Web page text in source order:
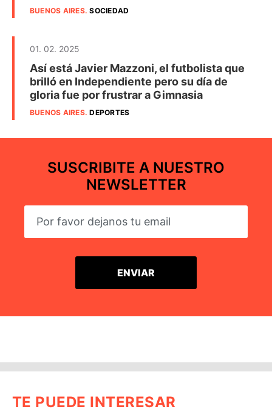
BUENOS AIRES.SOCIEDAD
01. 02. 2025
Así está Javier Mazzoni, el futbolista que
brilló en Independiente pero su día de
gloria fue por frustrar a Gimnasia
BUENOS AIRES.DEPORTES
SUSCRIBITE A NUESTRO
NEWSLETTER
TE PUEDE INTERESAR